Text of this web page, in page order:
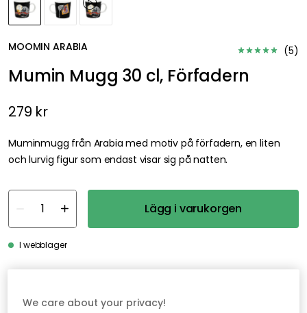
MOOMIN ARABIA (5)
Mumin Mugg 30 cl, Förfadern
279 kr
Muminmugg från Arabia med motiv på förfadern, en liten
och lurvig figur som endast visar sig på natten.
Lägg i varukorgen
I webblager
MOOMIN ARABIA
We care about your privacy!